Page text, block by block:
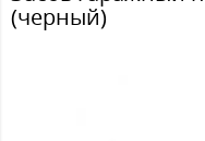
(черный)